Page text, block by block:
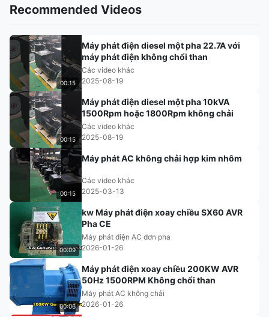
Recommended Videos
00:15
Máy phát điện diesel một pha 22.7A với
máy phát điện không chổi than
Các video khác
2025-08-19
00:15
Máy phát điện diesel một pha 10kVA
1500Rpm hoặc 1800Rpm không chải
Các video khác
2025-08-19
00:15
Máy phát AC không chải hợp kim nhôm
Các video khác
2025-03-13
00:09
kw Máy ​​phát điện xoay chiều SX60 AVR
Pha CE
Máy phát điện AC đơn pha
2026-01-26
00:06
Máy phát điện xoay chiều 200KW AVR
50Hz 1500RPM Không chổi than
Máy phát AC không chải
2026-01-26